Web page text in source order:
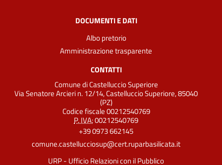
DOCUMENTI E DATI
Albo pretorio
Amministrazione trasparente
CONTATTI
Comune di Castelluccio Superiore
Via Senatore Arcieri n. 12/14, Castelluccio Superiore, 85040
(PZ)
Codice fiscale 00212540769
P. IVA:00212540769
+39 0973 662145
comune.castellucciosup@cert.ruparbasilicata.it
URP - Ufficio Relazioni con il Pubblico